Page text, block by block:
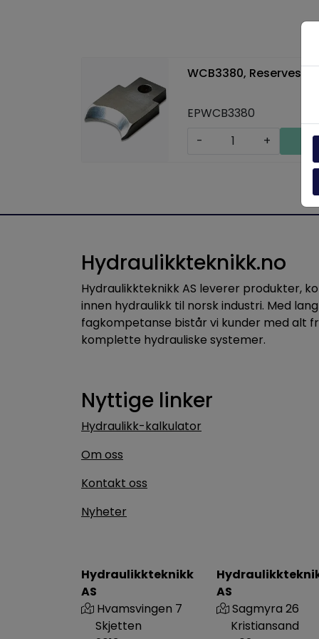
WCB3380,
EPWCB3380
-
+
Hydraulikkteknikk
AS
Hvamsvingen 7
Skjetten
Hydraulikkteknikk.no
Hydraulikkteknikk AS leverer produkter,
innen hydraulikk til norsk industri. Med
fagkompetanse bistår vi kunder med alt
komplette hydrauliske systemer.
Nyttige linker
Hydraulikk-kalkulator
Om oss
Kontakt oss
Nyheter
AS
Sagmyra 26
Kristiansand